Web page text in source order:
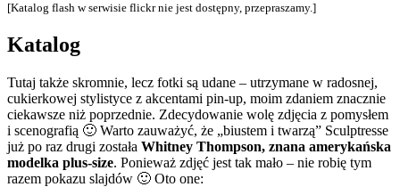
[Katalog flash w serwisie flickr nie jest dostępny, przepraszamy.]
Katalog
Tutaj także skromnie, lecz fotki są udane – utrzymane w radosnej,
cukierkowej stylistyce z akcentami pin-up, moim zdaniem znacznie
ciekawsze niż poprzednie. Zdecydowanie wolę zdjęcia z pomysłem
i scenografią 🙂 Warto zauważyć, że „biustem i twarzą” Sculptresse
już po raz drugi została Whitney Thompson, znana amerykańska
modelka plus-size. Ponieważ zdjęć jest tak mało – nie robię tym
razem pokazu slajdów 🙂 Oto one: